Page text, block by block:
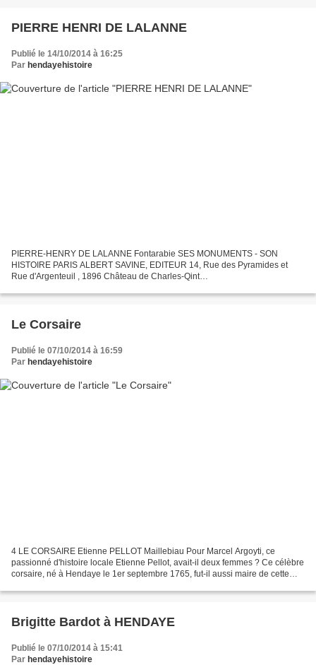
PIERRE HENRI DE LALANNE
Publié le 14/10/2014 à 16:25
Par hendayehistoire
PIERRE-HENRY DE LALANNE Fontarabie SES MONUMENTS - SON
HISTOIRE PARIS ALBERT SAVINE, EDITEUR 14, Rue des Pyramides et
Rue d'Argenteuil , 1896 Château de Charles-Qint
___________ PREMIÈRE PARTIE...
Le Corsaire
Publié le 07/10/2014 à 16:59
Par hendayehistoire
4 LE CORSAIRE Etienne PELLOT Maillebiau Pour Marcel Argoyti, ce
passionné d'histoire locale Etienne Pellot, avait-il deux femmes ? Ce célèbre
corsaire, né à Hendaye le 1er septembre 1765, fut-il aussi maire de cette
Brigitte Bardot à HENDAYE
Publié le 07/10/2014 à 15:41
Par hendayehistoire